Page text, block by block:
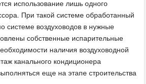
использование лишь одного
При такой системе обработанный
системе воздуховодов в нужные
собственные испарительные
наличия воздуховодной
канального кондиционера
еще на этапе строительства